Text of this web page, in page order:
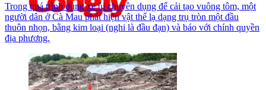
Trong quá trình dùng xe ủi chuyên dụng để cải tạo vuông tôm, một
người dân ở Cà Mau phát hiện vật thể lạ dạng trụ tròn một đầu
thuôn nhọn, bằng kim loại (nghi là đầu đạn) và báo với chính quyền
địa phương.